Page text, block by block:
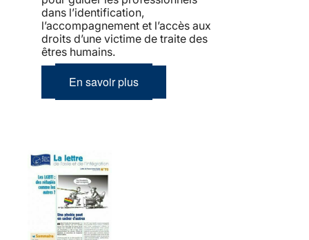
dans l’identification,
l’accompagnement et l’accès aux
droits d’une victime de traite des
êtres humains.
En savoir plus